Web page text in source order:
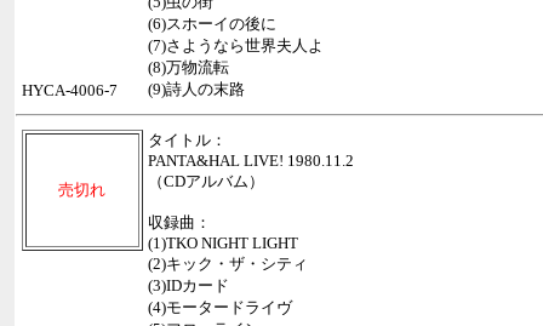
(6)スホーイの後に
(7)さようなら世界夫人よ
(8)万物流転
(9)詩人の末路
HYCA-4006-7
売切れ
タイトル：
PANTA&HAL LIVE! 1980.11.2
（CDアルバム）
収録曲：
(1)TKO NIGHT LIGHT
(2)キック・ザ・シティ
(3)IDカード
(4)モータードライヴ